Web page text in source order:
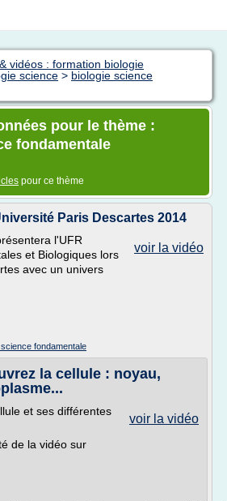
vidéos : formation biologie
science > biologie science
pour le thème :
fondamentale
pour ce thème
Paris Descartes 2014
voir la vidéo
l'UFR
et Biologiques lors
avec un univers
fondamentale
la cellule : noyau,
voir la vidéo
et ses différentes
de la vidéo sur